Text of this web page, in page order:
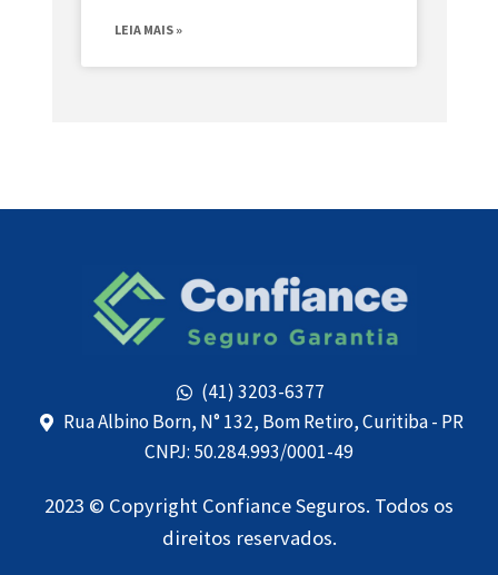
LEIA MAIS »
(41) 3203-6377
Rua Albino Born, N° 132, Bom Retiro, Curitiba - PR
CNPJ: 50.284.993/0001-49
2023 © Copyright Confiance Seguros. Todos os
direitos reservados.